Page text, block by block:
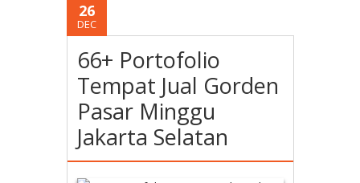
26
DEC
66+ Portofolio
Tempat Jual Gorden
Pasar Minggu
Jakarta Selatan